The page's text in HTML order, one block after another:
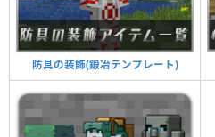
防具の装飾(鍛冶テンプレート)